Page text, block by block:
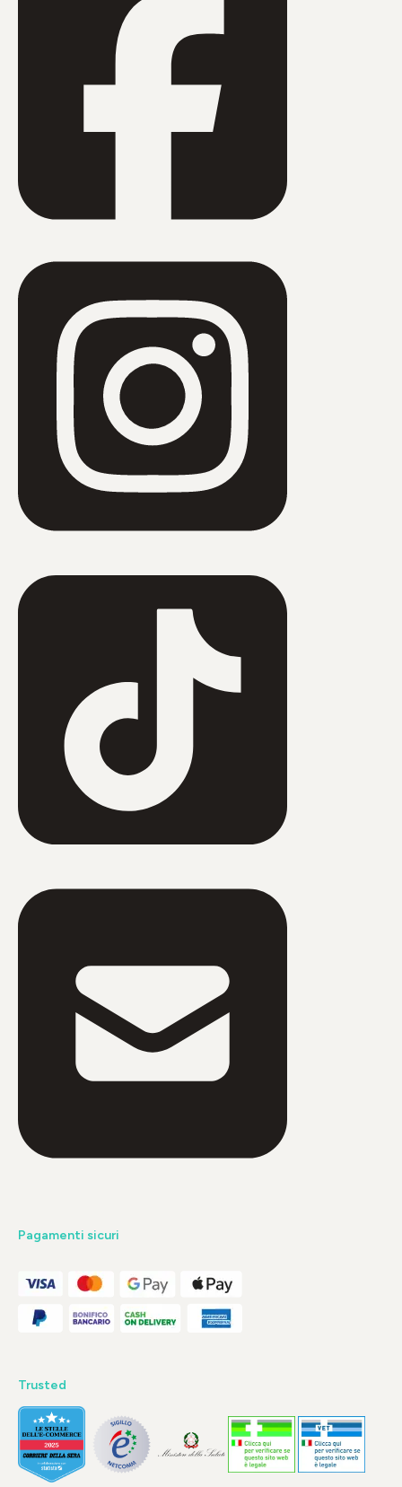
Pagamenti sicuri
Trusted